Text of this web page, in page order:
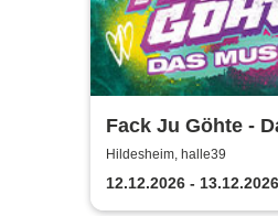
Fack Ju Göhte -
Hildesheim, halle39
12.12.2026 - 13.12.2026